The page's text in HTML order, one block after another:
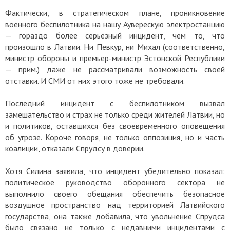
Фактически, в стратегическом плане, проникновение
военного беспилотника на нашу Ауверескую электростанцию
— гораздо более серьёзный инцидент, чем то, что
произошло в Латвии. Ни Певкур, ни Михал (соответственно,
министр обороны и премьер-министр Эстонской Республики
— прим.) даже не рассматривали возможность своей
отставки. И СМИ от них этого тоже не требовали.
Последний инцидент с беспилотником вызвал
замешательство и страх не только среди жителей Латвии, но
и политиков, оставшихся без своевременного оповещения
об угрозе. Короче говоря, не только оппозиция, но и часть
коалиции, отказали Спрудсу в доверии.
Хотя Силина заявила, что инцидент убедительно показал:
политическое руководство оборонного сектора не
выполнило своего обещания обеспечить безопасное
воздушное пространство над территорией Латвийского
государства, она также добавила, что увольнение Спрудса
было связано не только с недавними инцидентами с